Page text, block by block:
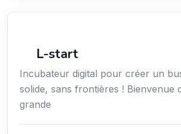
L-start
Incubateur digital pour créer un
solide, sans frontières ! Bienvenue
grande